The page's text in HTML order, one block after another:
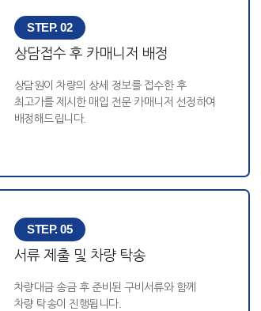
STEP. 02
상담접수 후 카매니저 배정
상담원이 차량의 상세 정보를 접수한 후
최고가를 제시한 매입 전문 카매니저 선정하여
배정해드립니다.
STEP. 05
서류 제출 및 차량 탁송
차량대금 송금 후 준비된 구비서류와 함께
차량 탁송이 진행됩니다.